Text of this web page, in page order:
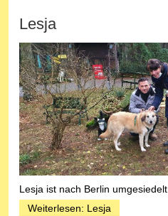
Lesja
Lesja ist nach Berlin umgesiedelt.
Weiterlesen: Lesja